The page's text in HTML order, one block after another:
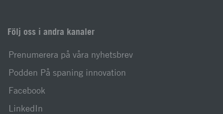
Följ oss i andra kanaler
Prenumerera på våra nyhetsbrev
Podden På spaning innovation
Facebook
LinkedIn